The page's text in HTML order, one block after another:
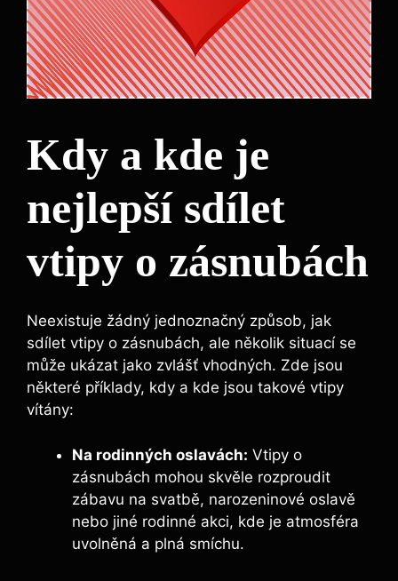
Kdy a kde je
nejlepší sdílet
vtipy o zásnubách
Neexistuje žádný jednoznačný způsob, jak
sdílet vtipy o zásnubách, ale několik situací se
může ukázat jako zvlášť vhodných. Zde jsou
některé příklady, kdy a kde jsou takové vtipy
vítány:
Na rodinných oslavách: Vtipy o
zásnubách mohou skvěle rozproudit
zábavu na svatbě, narozeninové oslavě
nebo jiné rodinné akci, kde je atmosféra
uvolněná a plná smíchu.